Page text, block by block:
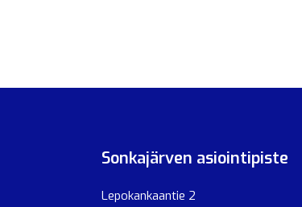
Sonkajärven asiointipiste
Lepokankaantie 2